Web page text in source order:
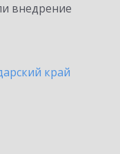
внедрение
край